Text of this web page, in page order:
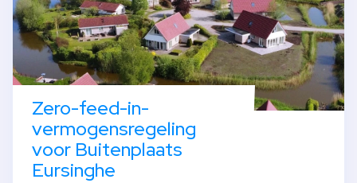
Zero-feed-in-
vermogensregeling
voor Buitenplaats
Eursinghe